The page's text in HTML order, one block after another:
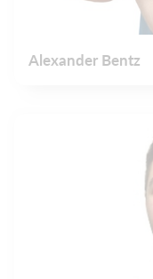
Alexander Bentz